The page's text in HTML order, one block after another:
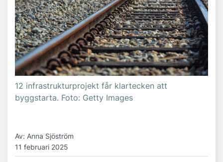
12 infrastrukturprojekt får klartecken att
byggstarta. Foto: Getty Images
Av: Anna Sjöström
11 februari 2025